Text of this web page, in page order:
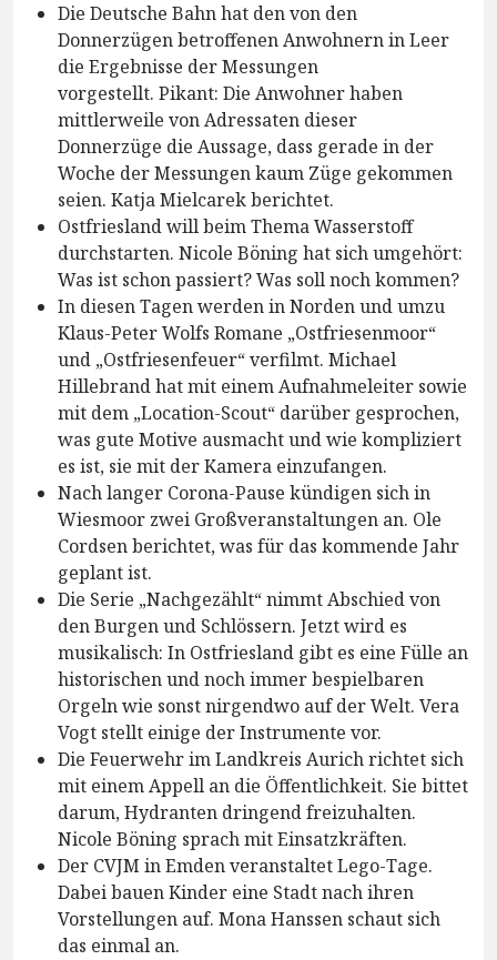
Die Deutsche Bahn hat den von den
Donnerzügen betroffenen Anwohnern in Leer
die Ergebnisse der Messungen
vorgestellt. Pikant: Die Anwohner haben
mittlerweile von Adressaten dieser
Donnerzüge die Aussage, dass gerade in der
Woche der Messungen kaum Züge gekommen
seien. Katja Mielcarek berichtet.
Ostfriesland will beim Thema Wasserstoff
durchstarten. Nicole Böning hat sich umgehört:
Was ist schon passiert? Was soll noch kommen?
In diesen Tagen werden in Norden und umzu
Klaus-Peter Wolfs Romane „Ostfriesenmoor“
und „Ostfriesenfeuer“ verfilmt. Michael
Hillebrand hat mit einem Aufnahmeleiter sowie
mit dem „Location-Scout“ darüber gesprochen,
was gute Motive ausmacht und wie kompliziert
es ist, sie mit der Kamera einzufangen.
Nach langer Corona-Pause kündigen sich in
Wiesmoor zwei Großveranstaltungen an. Ole
Cordsen berichtet, was für das kommende Jahr
geplant ist.
Die Serie „Nachgezählt“ nimmt Abschied von
den Burgen und Schlössern. Jetzt wird es
musikalisch: In Ostfriesland gibt es eine Fülle an
historischen und noch immer bespielbaren
Orgeln wie sonst nirgendwo auf der Welt. Vera
Vogt stellt einige der Instrumente vor.
Die Feuerwehr im Landkreis Aurich richtet sich
mit einem Appell an die Öffentlichkeit. Sie bittet
darum, Hydranten dringend freizuhalten.
Nicole Böning sprach mit Einsatzkräften.
Der CVJM in Emden veranstaltet Lego-Tage.
Dabei bauen Kinder eine Stadt nach ihren
Vorstellungen auf. Mona Hanssen schaut sich
das einmal an.